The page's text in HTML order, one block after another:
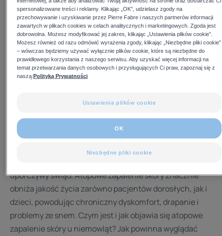
Atopowe zapalenie skóry to choroba skórna, która
obecnie występuje dość często, jest przewlekła i ma
charakter nawrotowy, a jej przyczyny są
wieloczynnikowe. Typowe objawy obejmują świąd i
dermatologicznych, dotykające między 15–30% dzieci
oraz 2–10% dorosłych na całym świecie. Wykwity
skórne różnią się formą i umiejscowieniem w zależności
od wieku pacjenta i stadium choroby, ale wspólnymi
uporczywy świąd. Atopowe zapalenie skóry znacznie
obniża jakość życia zarówno pacjentów dorosłych, jak i
dzieci, powodując chroniczny dyskomfort, drapanie i
problemy ze snem. Czym jest i jak objawia się atopowe
zapalenie skóry u niemowląt? Jak powinna wyglądać
spersonalizowane treści i reklamy. Klikając „OK”, udzielasz zgody na
przechowywanie i uzyskiwanie przez Pierre Fabre i naszych partnerów informacji
zawartych w plikach cookies w celach analitycznych i marketingowych. Zgoda jest
dobrowolna. Możesz modyfikować jej zakres, klikając „Ustawienia plików cookie”.
Możesz również od razu odmówić wyrażenia zgody, klikając „Niezbędne pliki cookie”
– wówczas będziemy używać wyłącznie plików cookie, które są niezbędne do
prawidłowego korzystania z naszego serwisu. Aby uzyskać więcej informacji na
temat przetwarzania danych osobowych i przysługujących Ci praw, zapoznaj się z
naszą:Polityką Prywatności
Ustawienia plików cookie
Niezbędne pliki cookie
OK